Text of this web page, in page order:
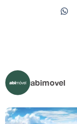
abimovel